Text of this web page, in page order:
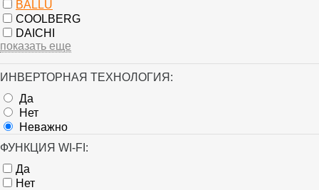
BALLU
COOLBERG
DAICHI
показать еще
ИНВЕРТОРНАЯ ТЕХНОЛОГИЯ:
Да
Нет
Неважно
ФУНКЦИЯ WI-FI:
Да
Нет